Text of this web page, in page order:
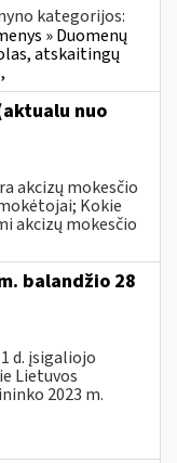
kategorijos:
» Duomenų
atskaitingų
nuo
akcizų mokesčio
Kokie
akcizų mokesčio
balandžio 28
d. įsigaliojo
Lietuvos
2023 m.